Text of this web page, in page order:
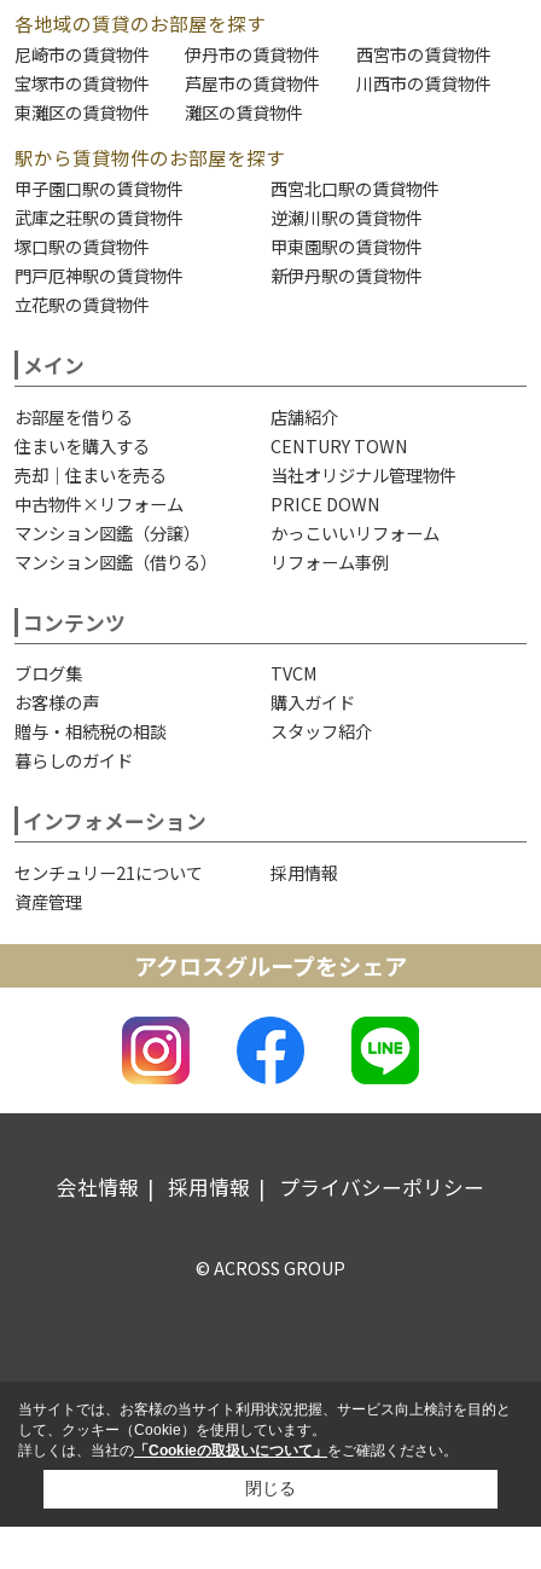
各地域の賃貸のお部屋を探す
尼崎市の賃貸物件 伊丹市の賃貸物件
西宮市の賃貸物件
宝塚市の賃貸物件
芦屋市の賃貸物件
川西市の賃貸物件
東灘区の賃貸物件
灘区の賃貸物件
駅から賃貸物件のお部屋を探す
甲子園口駅の賃貸物件
西宮北口駅の賃貸物件
武庫之荘駅の賃貸物件
逆瀬川駅の賃貸物件
塚口駅の賃貸物件
甲東園駅の賃貸物件
門戸厄神駅の賃貸物件
新伊丹駅の賃貸物件
立花駅の賃貸物件
メイン
お部屋を借りる
店舗紹介
住まいを購入する
CENTURY TOWN
売却｜住まいを売る
当社オリジナル管理物件
中古物件×リフォーム
PRICE DOWN
マンション図鑑（分譲）
かっこいいリフォーム
マンション図鑑（借りる）
リフォーム事例
コンテンツ
ブログ集
TVCM
お客様の声
購入ガイド
贈与・相続税の相談
スタッフ紹介
暮らしのガイド
インフォメーション
センチュリー21について
採用情報
資産管理
アクロスグループをシェア
会社情報 採用情報 プライバシーポリシー
© ACROSS GROUP
当サイトでは、お客様の当サイト利用状況把握、サービス向上検討を目的と
して、クッキー（Cookie）を使用しています。
詳しくは、当社の 「Cookieの取扱いについて」 をご確認ください。
閉じる